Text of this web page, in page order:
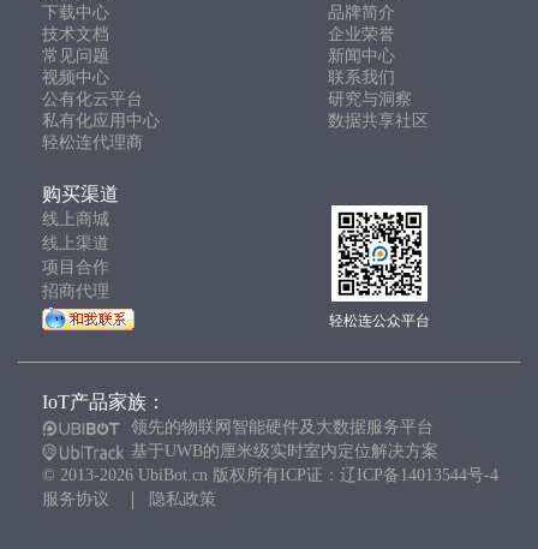
下载中心
品牌简介
技术文档
企业荣誉
常见问题
新闻中心
视频中心
联系我们
公有化云平台
研究与洞察
私有化应用中心
数据共享社区
轻松连代理商
购买渠道
线上商城
线上渠道
项目合作
招商代理
轻松连公众平台
IoT产品家族：
领先的物联网智能硬件及大数据服务平台
基于UWB的厘米级实时室内定位解决方案
© 2013-2026 UbiBot.cn 版权所有ICP证：辽ICP备14013544号-4
服务协议
隐私政策